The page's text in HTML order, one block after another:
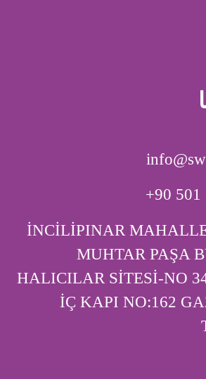
‎+90 501
İNCİLİPINAR
MUHTAR PAŞA
HALICILAR SİTESİ-NO
İÇ KAPI ‎NO:162